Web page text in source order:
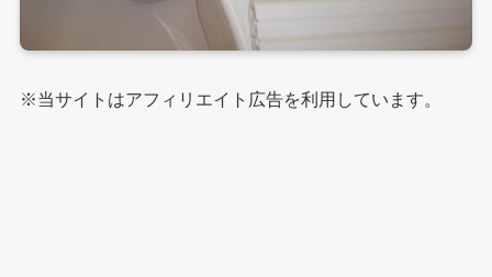
※当サイトはアフィリエイト広告を利用しています。